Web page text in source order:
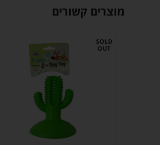
מוצרים קשורים
SOLD
OUT